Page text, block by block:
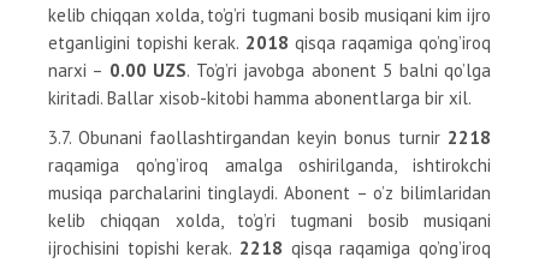
kelib chiqqan xolda, to’g’ri tugmani bosib musiqani kim ijro
etganligini topishi kerak. 2018 qisqa raqamiga qo’ng’iroq
narxi – 0.00 UZS. To’g’ri javobga abonent 5 balni qo’lga
kiritadi. Ballar xisob-kitobi hamma abonentlarga bir xil.
3.7. Obunani faollashtirgandan keyin bonus turnir 2218
raqamiga qo’ng’iroq amalga oshirilganda, ishtirokchi
musiqa parchalarini tinglaydi. Abonent – o’z bilimlaridan
kelib chiqqan xolda, to’g’ri tugmani bosib musiqani
ijrochisini topishi kerak. 2218 qisqa raqamiga qo’ng’iroq